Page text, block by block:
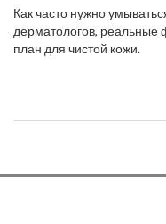
реальные
Как часто нужно
дерматологов, реальные
план для чистой кожи.